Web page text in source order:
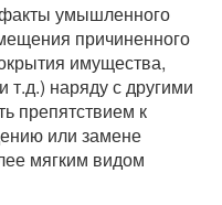
умышленного
причиненного
имущества,
т.д.) наряду с другими
препятствием к
или замене
мягким видом